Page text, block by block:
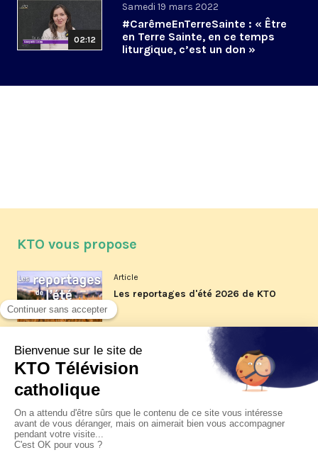
02:12
Samedi 19 mars 2022
#CarêmeEnTerreSainte : « Être
en Terre Sainte, en ce temps
liturgique, c’est un don »
KTO vous propose
Article
Les reportages d'été 2026 de KTO
La visite pastorale du pape Léon
XIV à Assise à suivre sur KTO le
Article
Le pape en Uruguay, Argentine et